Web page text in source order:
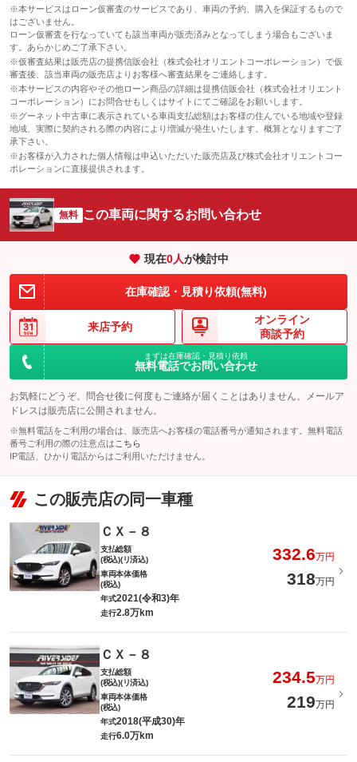
※本サービスはローン仮審査のサービスであり、車両の予約、購入を保証するもので
はございません。
ローン仮審査を行なっていても該当車両が販売済みとなってしまう場合もございま
す。あらかじめご了承下さい。
※仮審査結果は販売店の提携信販会社（株式会社オリエントコーポレーション）で仮
審査後、該当車両の販売店よりお客様へ審査結果をご連絡します。
※本サービスの内容やその他ローン商品の詳細は提携信販会社（株式会社オリエント
コーポレーション）にお問合せもしくはサイトにてご確認をお願いします。
※グーネット中古車に表示されている車両支払総額はお客様の住んでいる地域や登録
地域、実際に契約される際の内容により増減が発生いたします。概算となりますご了
承下さい。
※お客様が入力された個人情報は申込いただいた販売店及び株式会社オリエントコー
ポレーションに直接提供されます。
無料 この車両に関するお問い合わせ
現在0人が検討中
在庫確認・見積り依頼(無料)
来店予約
オンライン
商談予約
まずは在庫確認・見積り依頼
無料電話でお問い合わせ
お気軽にどうぞ。問合せ後に何度もご連絡が届くことはありません。メールア
ドレスは販売店に公開されません。
※無料電話をご利用の場合は、販売店へお客様の電話番号が通知されます。無料電話
番号ご利用の際の注意点は こちら
IP電話、ひかり電話からはご利用いただけません。
この販売店の同一車種
ＣＸ－８
支払総額
(税込)(リ済込)
332.6万円
車両本体価格
(税込)
318万円
年式2021(令和3)年
走行2.8万km
ＣＸ－８
支払総額
(税込)(リ済込)
234.5万円
車両本体価格
(税込)
219万円
年式2018(平成30)年
走行6.0万km